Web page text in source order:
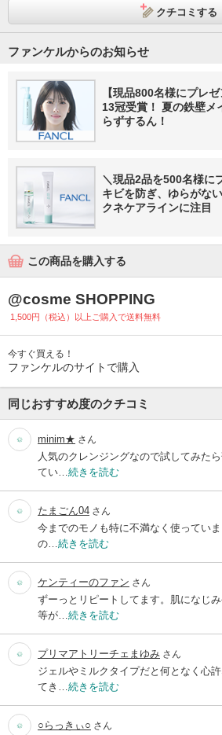
クチコミする
ファンケルからのお知らせ
【現品800名様にプレ
13冠受賞！ 夏の鉄壁メ
らずするん！
＼現品2品を500名様に
キビを防ぎ、ゆらがな
クネケアラインに注目
この商品を購入する
@cosme SHOPPING
1,500円（税込）以上ご購入で送料無料
今すぐ買える！
ファンケルのサイトで購入
同じおすすめ度のクチコミ
minim★ さん
人気のクレンジングなので試してみた
てい… 続きを読む
たまごん04 さん
今までのモノも特に不満なく使ってい
の… 続きを読む
ケンティーのファン さん
ずーっとリピートしてます。肌になじ
等が… 続きを読む
プリマアトリーチェまゆみ さん
ジェルやミルクタイプだと何となく心
てき… 続きを読む
○らっきぃ○ さん